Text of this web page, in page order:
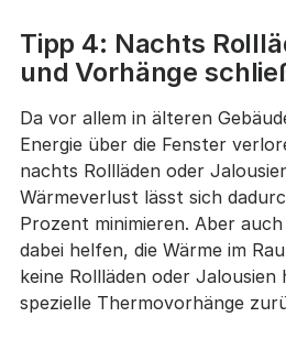
Tipp 4: Nachts
und Vorhänge
Da vor allem in älteren
Energie über die Fenster
nachts Rollläden oder
Wärmeverlust lässt sich
Prozent minimieren. Aber
dabei helfen, die Wärme im
keine Rollläden oder
spezielle Thermovorhänge